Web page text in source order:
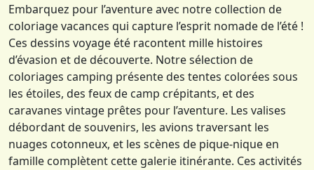
Embarquez pour l’aventure avec notre collection de
coloriage vacances qui capture l’esprit nomade de l’été !
Ces dessins voyage été racontent mille histoires
d’évasion et de découverte. Notre sélection de
coloriages camping présente des tentes colorées sous
les étoiles, des feux de camp crépitants, et des
caravanes vintage prêtes pour l’aventure. Les valises
débordant de souvenirs, les avions traversant les
nuages cotonneux, et les scènes de pique-nique en
famille complètent cette galerie itinérante. Ces activités